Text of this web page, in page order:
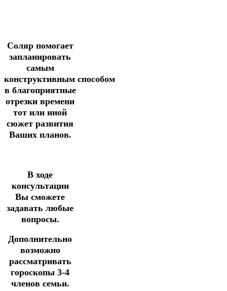
Соляр помогает
запланировать
самым
конструктивным способом
в благоприятные
отрезки времени
тот или иной
сюжет развития
Ваших планов.
В ходе
консультации
Вы сможете
задавать любые
вопросы.
Дополнительно
возможно
рассматривать
гороскопы 3-4
членов семьи.